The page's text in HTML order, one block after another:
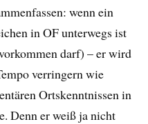
wenn ein
in OF unterwegs ist
darf) – er wird
verringern wie
Ortskenntnissen in
Denn er weiß ja nicht